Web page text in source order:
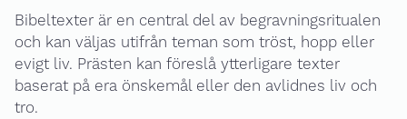
Bibeltexter är en central del av begravningsritualen
och kan väljas utifrån teman som tröst, hopp eller
evigt liv. Prästen kan föreslå ytterligare texter
baserat på era önskemål eller den avlidnes liv och
tro.